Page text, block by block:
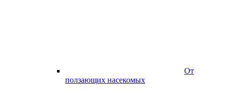
От
ползающих насекомых